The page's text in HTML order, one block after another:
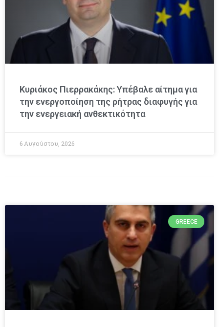
Κυριάκος Πιερρακάκης: Υπέβαλε αίτημα για
την ενεργοποίηση της ρήτρας διαφυγής για
την ενεργειακή ανθεκτικότητα
6 Αυγούστου, 2026
GREECE